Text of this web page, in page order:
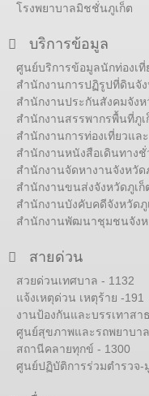
โรงพยาบาลมิชชั่นภูเก็ต
บริการข้อมูล
ศูนย์บริการข้อมูลนักท่องเที่
สำนักงานการปฏิรูปที่ดินจัง
สำนักงานประกันสังคมจังห
สำนักงานสรรพากรพื้นที่ภูเ
สำนักงานการท่องเที่ยวแล
สำนักงานหนังสือเดินทางชั่
สำนักงานจัดหางานจังหวัด
สำนักงานขนส่งจังหวัดภูเก็
สำนักงานบังคับคดีจังหวัดภู
สำนักงานพัฒนาชุมชนจังห
สายด่วน
สวยด่วนเทศบาล - 1132
แจ้งเหตุด่วน เหตุร้าย -191
งานป้องกันและบรรเทาสา
ศูนย์สุขภาพและรถพยาบา
สถานีคลายทุกข์ - 1300
ศูนย์ปฏิบัติการร่วมตำรวจ-